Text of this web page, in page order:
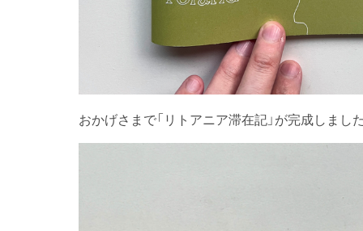
おかげさまで「リトアニア滞在記」が完成しました